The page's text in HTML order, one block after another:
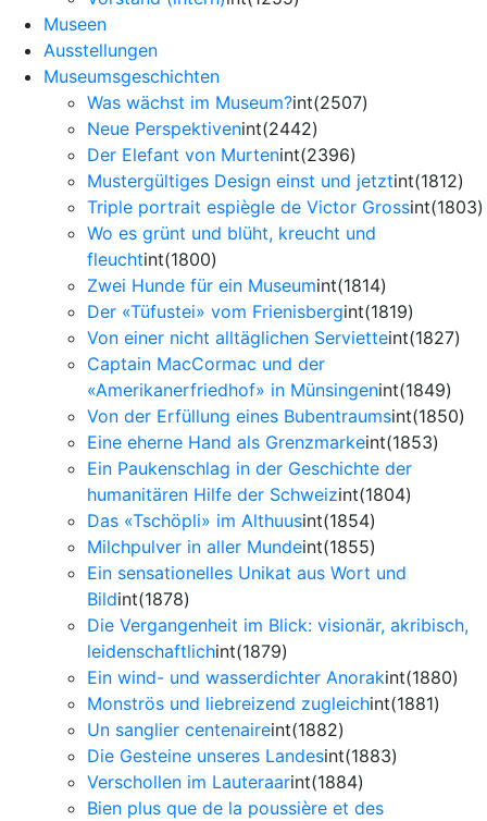
Museen
Ausstellungen
Museumsgeschichten
Was wächst im Museum?int(2507)
Neue Perspektivenint(2442)
Der Elefant von Murtenint(2396)
Mustergültiges Design einst und jetztint(1812)
Triple portrait espiègle de Victor Grossint(1803)
Wo es grünt und blüht, kreucht und
fleuchtint(1800)
Zwei Hunde für ein Museumint(1814)
Der «Tüfustei» vom Frienisbergint(1819)
Von einer nicht alltäglichen Servietteint(1827)
Captain MacCormac und der
«Amerikanerfriedhof» in Münsingenint(1849)
Von der Erfüllung eines Bubentraumsint(1850)
Eine eherne Hand als Grenzmarkeint(1853)
Ein Paukenschlag in der Geschichte der
humanitären Hilfe der Schweizint(1804)
Das «Tschöpli» im Althuusint(1854)
Milchpulver in aller Mundeint(1855)
Ein sensationelles Unikat aus Wort und
Bildint(1878)
Die Vergangenheit im Blick: visionär, akribisch,
leidenschaftlichint(1879)
Ein wind- und wasserdichter Anorakint(1880)
Monströs und liebreizend zugleichint(1881)
Un sanglier centenaireint(1882)
Die Gesteine unseres Landesint(1883)
Verschollen im Lauteraarint(1884)
Bien plus que de la poussière et des